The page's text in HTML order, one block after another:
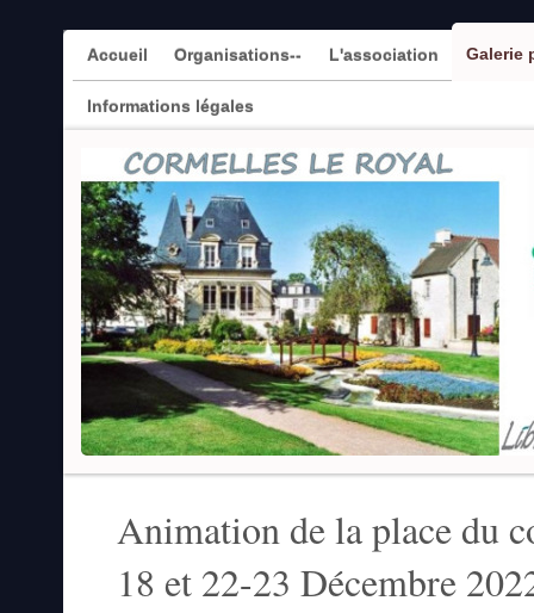
Accueil Organisations-- L'association Galerie
Informations légales
Animation de la place du
18 et 22-23 Décembre